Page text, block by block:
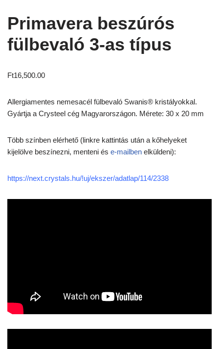
Primavera beszúrós
fülbevaló 3-as típus
Ft16,500.00
Allergiamentes nemesacél fülbevaló Swanis® kristályokkal.
Gyártja a Crysteel cég Magyarországon. Mérete: 30 x 20 mm
Több színben elérhető (linkre kattintás után a kőhelyeket
kijelölve beszínezni, menteni és e-mailben elküldeni):
https://next.crystals.hu/!uj/ekszer/adatlap/114/2338